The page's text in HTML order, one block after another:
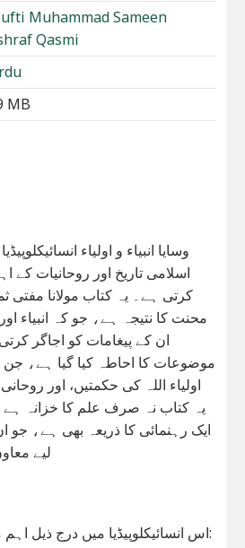
Muhammad Sameen
Qasmi
MB
وسایا انبیاء و اولیاء
اسلامی تاریخ اور روحانیات
کرتی ہے۔ یہ کتاب مولانا
محنت کا نتیجہ ہے، جو کہ انبیاء اور
ان کے پیغامات کو اجاگر
موضوعات کا احاطہ کیا گیا ہے، جن
اولیاء اللہ کی حکمتیں، اور
یہ کتاب نہ صرف علم کا خزانہ ہے
ایک رہنمائی کا ذریعہ بھی ہے،
لیے
اس انسائیکلوپیڈیا میں درج ذیل اہم موضوعات شامل ہیں: